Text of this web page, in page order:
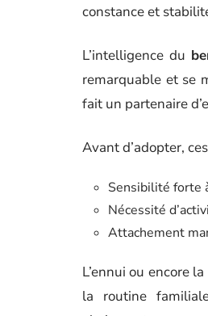
constance et
L’intelligence du
remarquable et se
fait un partenaire
Avant d’adopter,
Sensibilité forte
Nécessité
Attachement
L’ennui ou encore
la routine